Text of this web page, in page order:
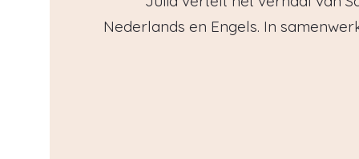
Nederlands en Engels. In